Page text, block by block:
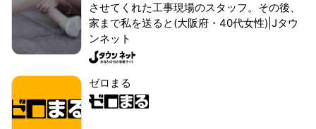
させてくれた工事現場のスタッフ。その後、
家まで私を送ると(大阪府・40代女性)|Jタウ
ンネット
ゼロまる